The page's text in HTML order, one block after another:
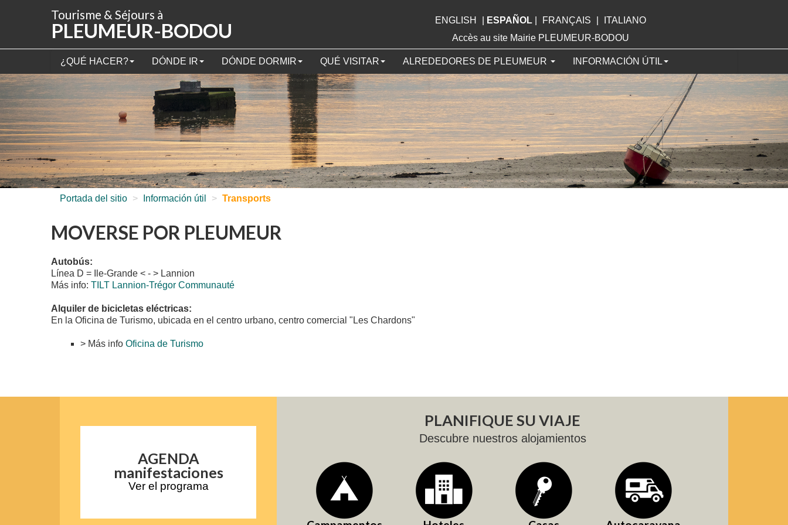
Tourisme & Séjours à
PLEUMEUR-BODOU ENGLISH ESPAÑOL FRANÇAIS
ITALIANO
Accès au site Mairie PLEUMEUR-BODOU
¿QUÉ HACER? DÓNDE IR DÓNDE DORMIR QUÉ VISITAR ALREDEDORES DE PLEUMEUR INFORMACIÓN ÚTIL
Portada del sitio > Información útil > Transports
MOVERSE POR PLEUMEUR
Autobús:
Línea D = Ile-Grande < - > Lannion
Más info: TILT Lannion-Trégor Communauté
Alquiler de bicicletas eléctricas:
En la Oficina de Turismo, ubicada en el centro urbano, centro comercial "Les Chardons"
> Más info Oficina de Turismo
AGENDA
manifestaciones
Ver el programa
PLANIFIQUE SU VIAJE
Descubre nuestros alojamientos